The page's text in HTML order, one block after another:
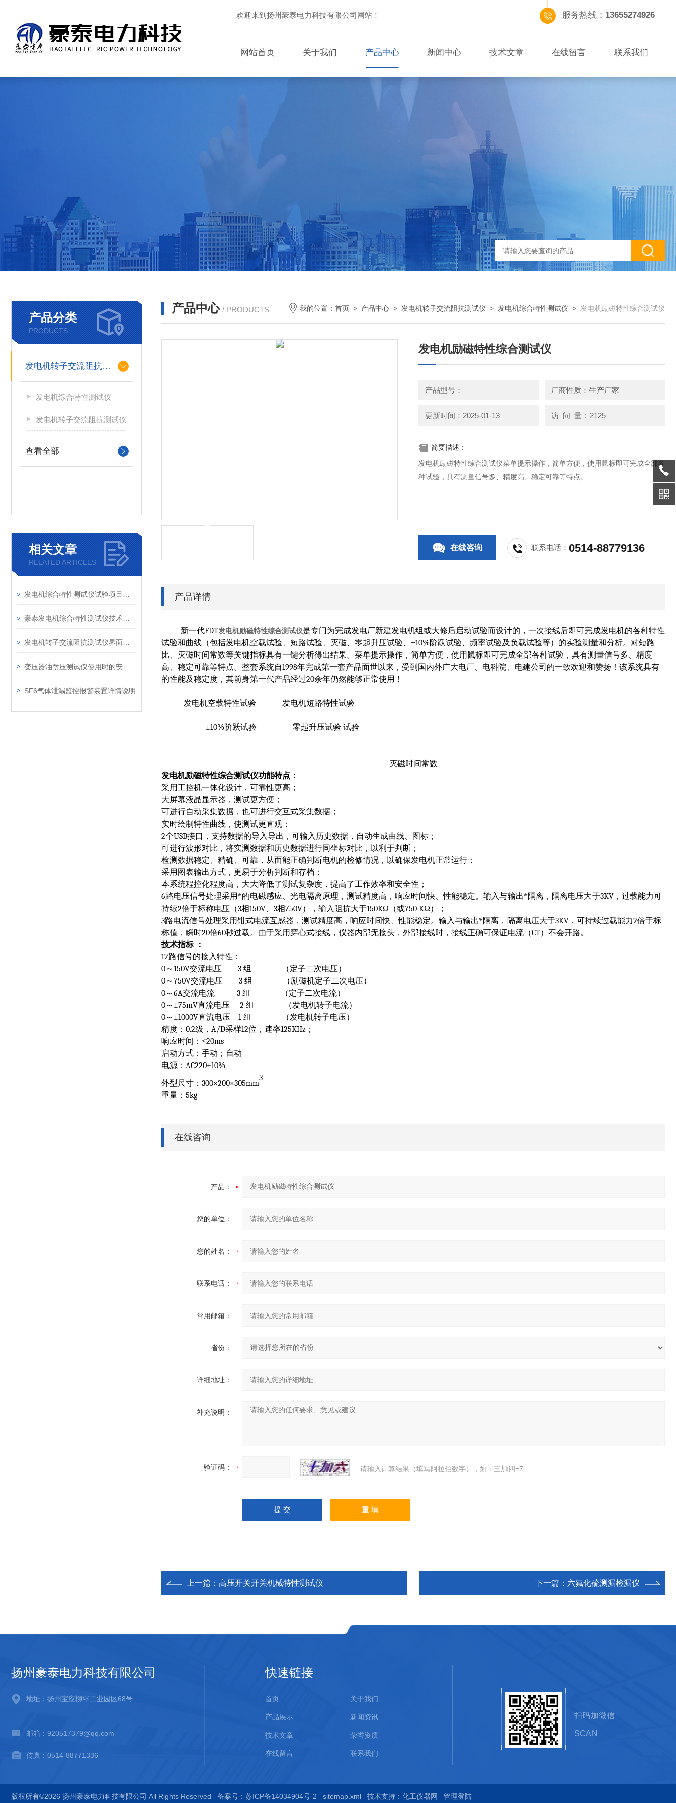
欢迎来到扬州豪泰电力科技有限公司网站！ 服务热线： 13655274926
网站首页 关于我们 产品中心 新闻中心 技术文章 在线留言 联系我们
产品分类
PRODUCTS
发电机转子交流阻抗测试仪
发电机综合特性测试仪
发电机转子交流阻抗测试仪
查看全部
相关文章
RELATED ARTICLES
SF6气体泄漏监控报警装置详情说明
产品中心 / PRODUCTS 我的位置： 首页 > 产品中心 > 发电机转子交流阻抗测试仪 > 发电机综合特性测试仪 > 发电机励磁特性综合测试仪
发电机励磁特性综合测试仪
产品型号： 厂商性质：生产厂家
更新时间：2025-01-13 访 问 量：2125
简要描述：
发电机励磁特性综合测试仪菜单提示操作，简单方便，使用鼠标即可完成全部各
种试验，具有测量信号多、精度高、稳定可靠等特点。
在线咨询 联系电话：0514-88779136
产品详情
新一代FDT发电机励磁特性综合测试仪是专门为完成发电厂新建发电机组或大修后启动试验而设计的，一次接线后即可完成发电机的各种特性
试验和曲线（包括发电机空载试验、短路试验、灭磁、零起升压试验、 ±10%阶跃试验、频率试验及负载试验等）的实验测量和分析。对短路
比、灭磁时间常数等关键指标具有一键分析得出结果。 菜单提示操作，简单方便 ，使用鼠标即可完成全部各种试验，具有测量信号多、精度
高 、稳定可靠等特点。 整套系统自1998年完成第一套产品面世以来，受到国内外广大电厂、电科院、电建公司的一致欢迎和赞扬！该系统具有
的性能及稳定度，其前身第一代产品经过20余年仍然能够正常使用！
发电机空载特性试验 发电机短路特性试验
±10%阶跃试验 零起升压试验 试验
灭磁时间常数
发电机励磁特性综合测试仪功能特点：
采用工控机一体化设计，可靠性更高；
大屏幕液晶显示器，测试更方便；
可进行自动采集数据，也可进行交互式采集数据；
实时绘制特性曲线，使测试更直观；
2个USB接口，支持数据的导入导出，可输入历史数据，自动生成曲线、图标；
可进行波形对比，将实测数据和历史数据进行同坐标对比，以利于判断；
检测数据稳定、精确、可靠，从而能正确判断电机的检修情况，以确保发电机正常运行；
采用图表输出方式，更易于分析判断和存档；
本系统程控化程度高，大大降低了测试复杂度，提高了工作效率和安全性；
6路电压信号处理采用*的电磁感应、光电隔离原理，测试精度高，响应时间快、性能稳定。输入与输出*隔离，隔离电压大于3KV ，过载能力可
持续2倍于标称电压（3相150V 3相750V），输入阻抗大于150KΩ （或750 KΩ）；
3路电流信号处理采用钳式电流互感器，测试精度高，响应时间快、性能稳定。输入与输出*隔离，隔离电压大于3KV ，可持续过载能力2倍于标
称值，瞬时20倍60秒过载。由于采用穿心式接线，仪器内部无接头，外部接线时，接线正确可保证电流（CT）不会开路。
技术指标 ：
12路信号的接入特性：
0～150V交流电压 3 组 （定子二次电压）
0～750V交流电压 3 组 （励磁机定子二次电压）
0～6A交流电流 3 组 （定子二次电流）
0～ ±75mV直流电压 2 组 （发电机转子电流）
0～ ±1000V直流电压 1 组
（发电机转子电压）
精度： 0.2级， A/D采样12位，速率125KHz ；
响应时间： ≤20ms
启动方式：手动；自动
电源： AC220±10%
外型尺寸： 300×200×305mm
3
重量： 5kg
在线咨询
产品：
您的单位：
您的姓名：
联系电话：
常用邮箱：
省份：
详细地址：
补充说明：
验证码： 请输入计算结果（填写阿拉伯数字），如：三加四=7
上一篇： 高压开关开关机械特性测试仪 下一篇： 六氟化硫测漏检漏仪
扬州豪泰电力科技有限公司
地址：扬州宝应柳堡工业园区68号
邮箱：920517379@qq.com
传真：0514-88771336
快速链接
首页 关于我们
产品展示 新闻资讯
技术文章 荣誉资质
在线留言 联系我们
扫码加微信
SCAN
版权所有©2026 扬州豪泰电力科技有限公司 All Rights Reserved 备案号：苏ICP备14034904号-2 sitemap.xml 技术支持： 化工仪器网 管理登陆